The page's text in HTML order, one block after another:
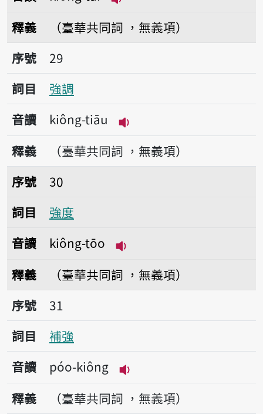
釋義
（臺華共同詞 ，無義項）
序號29強調
序號
29
詞目
強調
音讀
kiông-tiāu
播放音讀kiông-tiāu
釋義
（臺華共同詞 ，無義項）
序號30強度
序號
30
詞目
強度
音讀
kiông-tōo
釋義
（臺華共同詞 ，無義項）
序號31補強
序號
31
詞目
補強
音讀
póo-kiông
播放音讀póo-kiông
釋義 （臺華共同詞 ，無義項）